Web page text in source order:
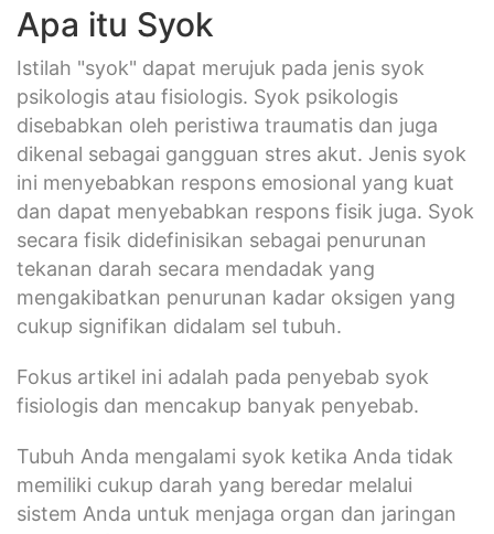
Apa itu Syok
Istilah "syok" dapat merujuk pada jenis syok
psikologis atau fisiologis. Syok psikologis
disebabkan oleh peristiwa traumatis dan juga
dikenal sebagai gangguan stres akut. Jenis syok
ini menyebabkan respons emosional yang kuat
dan dapat menyebabkan respons fisik juga. Syok
secara fisik didefinisikan sebagai penurunan
tekanan darah secara mendadak yang
mengakibatkan penurunan kadar oksigen yang
cukup signifikan didalam sel tubuh.
Fokus artikel ini adalah pada penyebab syok
fisiologis dan mencakup banyak penyebab.
Tubuh Anda mengalami syok ketika Anda tidak
memiliki cukup darah yang beredar melalui
sistem Anda untuk menjaga organ dan jaringan